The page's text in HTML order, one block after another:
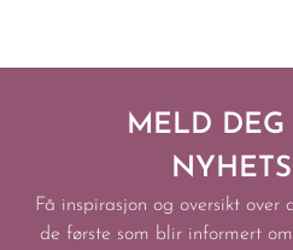
MELD DEG
Få inspirasjon og oversikt over
de første som blir informert